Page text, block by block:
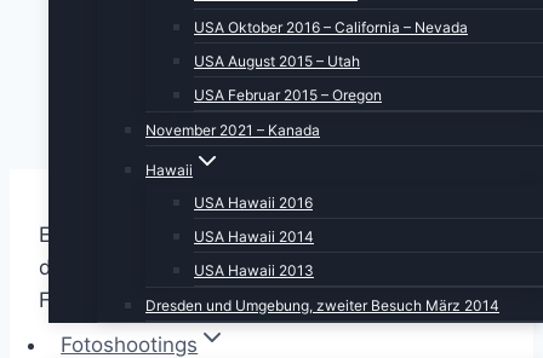
USA Oktober 2016 – California – Nevada
USA August 2015 – Utah
USA Februar 2015 – Oregon
November 2021 – Kanada
Hawaii
USA Hawaii 2016
USA Hawaii 2014
USA Hawaii 2013
Dresden und Umgebung, zweiter Besuch März 2014
Fotoshootings
Ein morgendlicher Blick auf die Temperatur auf
dem Handy zeigt –3 °C. Ein Blick aus dem
Fenster: ein total verschneiter Pickup.